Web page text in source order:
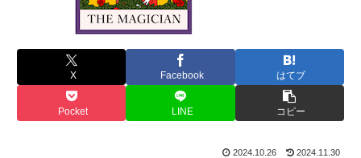
X Facebook はてブ
Pocket LINE コピー
2024.10.26 2024.11.30